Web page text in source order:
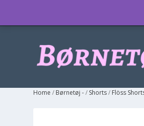
Home / Børnetøj -/ Shorts/ Flöss